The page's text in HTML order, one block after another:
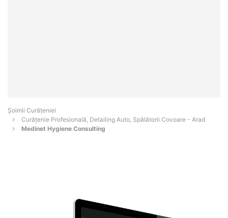
Șoimii Curățeniei
Curățenie Profesională, Detailing Auto, Spălătorii Covoare - Arad
Medinet Hygiene Consulting